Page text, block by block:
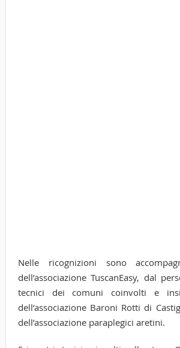
Nelle ricognizioni sono
dell’associazione TuscanEasy, dal
tecnici dei comuni coinvolti e
dell’associazione Baroni Rotti di
dell’associazione paraplegici aretini.